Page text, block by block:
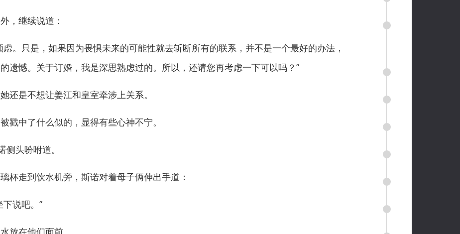
继续说道：
只是，如果因为畏惧未来的可能性就去斩断所有的联系，并不是一个最好的办法，
遗憾。关于订婚，我是深思熟虑过的。所以，还请您再考虑一下可以吗？”
是不想让姜江和皇室牵涉上关系。
中了什么似的，显得有些心神不宁。
头吩咐道。
走到饮水机旁，斯诺对着母子俩伸出手道：
说吧。”
在他们面前。